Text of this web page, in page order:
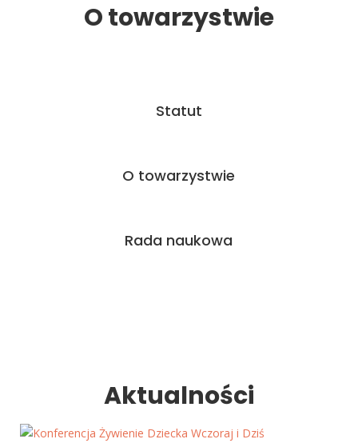
O towarzystwie
Statut
O towarzystwie
Rada naukowa
Aktualności